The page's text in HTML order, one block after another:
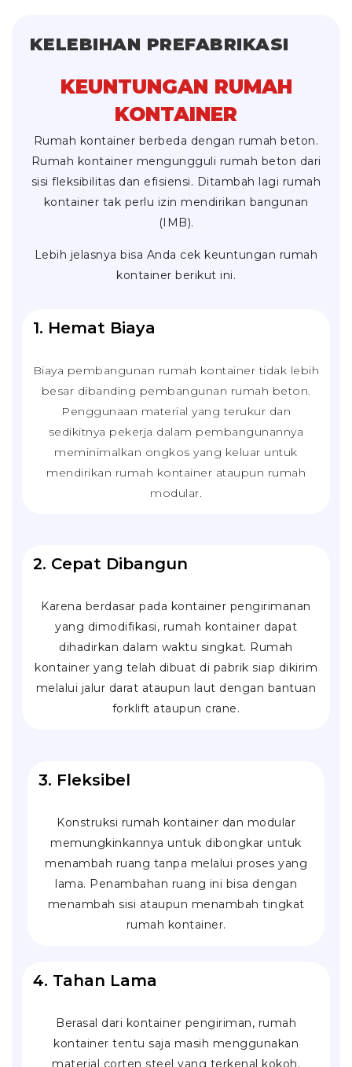
KELEBIHAN PREFABRIKASI
KEUNTUNGAN RUMAH
KONTAINER
Rumah kontainer berbeda dengan rumah beton.
Rumah kontainer mengungguli rumah beton dari
sisi fleksibilitas dan efisiensi. Ditambah lagi rumah
kontainer tak perlu izin mendirikan bangunan
(IMB).
Lebih jelasnya bisa Anda cek keuntungan rumah
kontainer berikut ini.
1. Hemat Biaya
Biaya pembangunan rumah kontainer tidak lebih
besar dibanding pembangunan rumah beton.
Penggunaan material yang terukur dan
sedikitnya pekerja dalam pembangunannya
meminimalkan ongkos yang keluar untuk
mendirikan rumah kontainer ataupun rumah
modular.
2. Cepat Dibangun
Karena berdasar pada kontainer pengirimanan
yang dimodifikasi, rumah kontainer dapat
dihadirkan dalam waktu singkat. Rumah
kontainer yang telah dibuat di pabrik siap dikirim
melalui jalur darat ataupun laut dengan bantuan
forklift ataupun crane.
3. Fleksibel
Konstruksi rumah kontainer dan modular
memungkinkannya untuk dibongkar untuk
menambah ruang tanpa melalui proses yang
lama. Penambahan ruang ini bisa dengan
menambah sisi ataupun menambah tingkat
rumah kontainer.
4. Tahan Lama
Berasal dari kontainer pengiriman, rumah
kontainer tentu saja masih menggunakan
material corten steel yang terkenal kokoh.